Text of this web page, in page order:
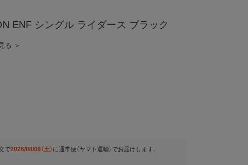
ENF シングル ライダース ブラック
る ＞
で2026/08/08（土） に通常便（ヤマト運輸） でお届けします。